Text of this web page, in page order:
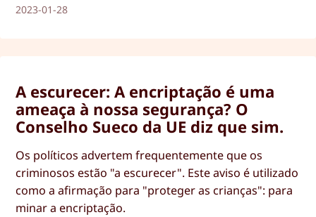
2023-01-28
A escurecer: A encriptação é uma
ameaça à nossa segurança? O
Conselho Sueco da UE diz que sim.
Os políticos advertem frequentemente que os
criminosos estão "a escurecer". Este aviso é utilizado
como a afirmação para "proteger as crianças": para
minar a encriptação.